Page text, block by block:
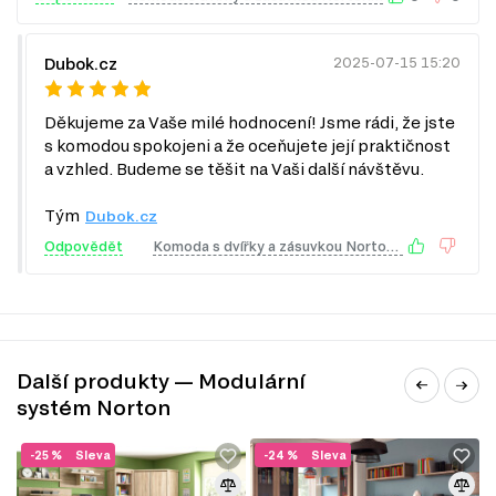
Šatní panely do předsíně
Šatní skříň
Úložný prostor
Noční stolky
Nástěnné police a skříňky
Zrcadla
Botníky do předsíně
Dubok.cz 2025-07-15 15:20
Děkujeme za Vaše milé hodnocení! Jsme rádi, že jste
s komodou spokojeni a že oceňujete její praktičnost
a vzhled. Budeme se těšit na Vaši další návštěvu.
Tým Dubok.cz
Odpovědět
Další produkty — Modulární
systém Norton
Sleva
-25 % Sleva
-24 %